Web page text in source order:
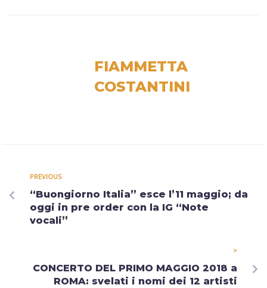
FIAMMETTA
COSTANTINI
PREVIOUS
“Buongiorno Italia” esce l’11 maggio; da
oggi in pre order con la IG “Note
vocali”
>
CONCERTO DEL PRIMO MAGGIO 2018 a
ROMA: svelati i nomi dei 12 artisti